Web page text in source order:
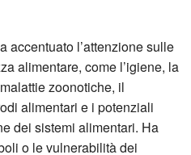
accentuato l’attenzione sulle
alimentare, come l’igiene, la
zoonotiche, il
alimentari e i potenziali
dei sistemi alimentari. Ha
o le vulnerabilità dei